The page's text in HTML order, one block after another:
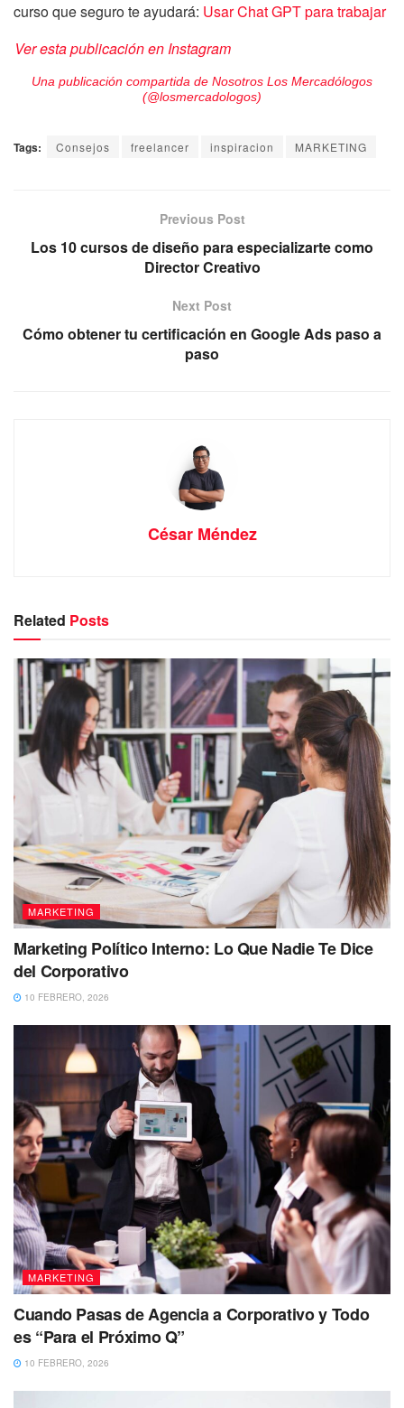
curso que seguro te ayudará: Usar Chat GPT para trabajar
Ver esta publicación en Instagram
Una publicación compartida de Nosotros Los Mercadólogos
(@losmercadologos)
Tags: Consejos freelancer inspiracion MARKETING
Previous Post
Los 10 cursos de diseño para especializarte como
Director Creativo
Next Post
Cómo obtener tu certificación en Google Ads paso a
paso
César Méndez
Related Posts
MARKETING
Marketing Político Interno: Lo Que Nadie Te Dice
del Corporativo
10 FEBRERO, 2026
MARKETING
Cuando Pasas de Agencia a Corporativo y Todo
es “Para el Próximo Q”
10 FEBRERO, 2026